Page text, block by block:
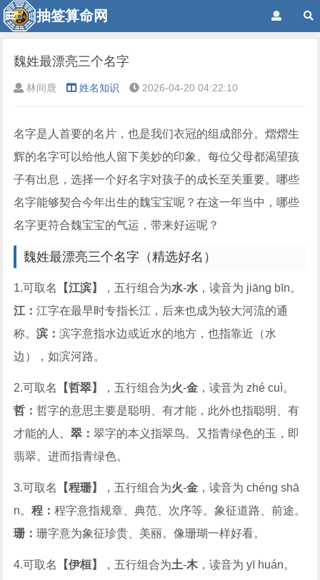
抽签算命网
魏姓最漂亮三个名字
林间鹿 姓名知识 2026-04-20 04:22:10
名字是人首要的名片，也是我们衣冠的组成部分。熠熠生
辉的名字可以给他人留下美妙的印象。每位父母都渴望孩
子有出息，选择一个好名字对孩子的成长至关重要。哪些
名字能够契合今年出生的魏宝宝呢？在这一年当中，哪些
名字更符合魏宝宝的气运，带来好运呢？
魏姓最漂亮三个名字（精选好名）
1.可取名 【江滨】 ，五行组合为水-水 ，读音为 jiāng bīn。
江：江字在最早时专指长江，后来也成为较大河流的通
称。滨：滨字意指水边或近水的地方，也指靠近（水
边），如滨河路。
2.可取名 【哲翠】 ，五行组合为火-金 ，读音为 zhé cuì。
哲：哲字的意思主要是聪明、有才能，此外也指聪明、有
才能的人。翠：翠字的本义指翠鸟。又指青绿色的玉，即
翡翠。进而指青绿色。
3.可取名 【程珊】 ，五行组合为火-金 ，读音为 chéng shā
n。程：程字意指规章、典范、次序等。象征道路、前途。
珊：珊字意为象征珍贵、美丽。像珊瑚一样好看。
4.可取名 【伊桓】 ，五行组合为土-木 ，读音为 yī huán。